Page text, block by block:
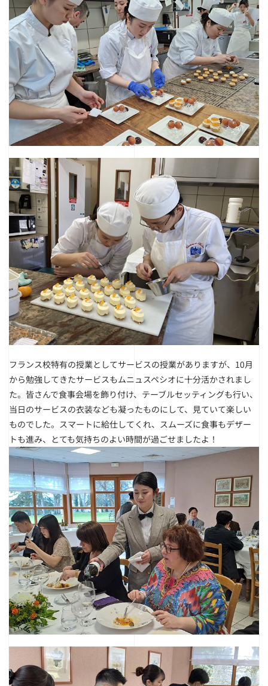
フランス校特有の授業としてサービスの授業がありますが、10月
から勉強してきたサービスもムニュスペシオに十分活かされまし
た。皆さんで食事会場を飾り付け、テーブルセッティングも行い、
当日のサービスの衣装なども凝ったものにして、見ていて楽しい
ものでした。スマートに給仕してくれ、スムーズに食事もデザー
トも進み、とても気持ちのよい時間が過ごせましたよ！